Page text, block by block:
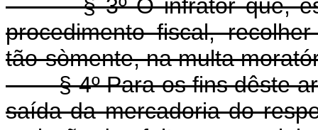
§ 3º O infrator que,
procedimento fiscal,
tão-sòmente, na multa
§ 4º Para os fins dêste
saída da mercadoria do